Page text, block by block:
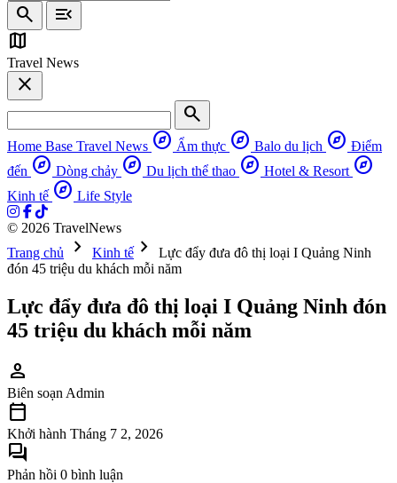
search
menu_open
map
Travel News
close
search
Home Base Travel News explore Ẩm thực explore Balo du lịch explore Điểm
đến explore Dòng chảy explore Du lịch thể thao explore Hotel & Resort explore
Kinh tế explore Life Style
© 2026 TravelNews
Trang chủ
chevron_right Kinh tếchevron_right
Lực đẩy đưa đô thị loại I Quảng Ninh
đón 45 triệu du khách mỗi năm
Lực đẩy đưa đô thị loại I Quảng Ninh đón
45 triệu du khách mỗi năm
person
Biên soạn Admin
calendar_today
Khởi hành Tháng 7 2, 2026
forum
Phản hồi 0 bình luận